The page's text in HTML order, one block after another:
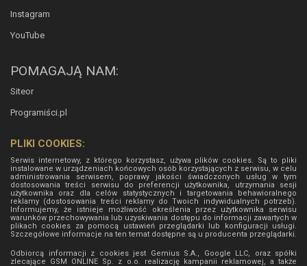
Instagram
YouTube
POMAGAJĄ NAM:
Siteor
Programiści.pl
PLIKI COOKIES:
Serwis internetowy, z którego korzystasz, używa plików cookies. Są to pliki
instalowane w urządzeniach końcowych osób korzystających z serwisu, w celu
administrowania serwisem, poprawy jakości świadczonych usług w tym
dostosowania treści serwisu do preferencji użytkownika, utrzymania sesji
użytkownika oraz dla celów statystycznych i targetowania behawioralnego
reklamy (dostosowania treści reklamy do Twoich indywidualnych potrzeb).
Informujemy, że istnieje możliwość określenia przez użytkownika serwisu
warunków przechowywania lub uzyskiwania dostępu do informacji zawartych w
plikach cookies za pomocą ustawień przeglądarki lub konfiguracji usługi.
Szczegółowe informacje na ten temat dostępne są u producenta przeglądarki.
Odbiorcą informacji z cookies jest Gemius S.A., Google LLC, oraz spółki
zlecające GSM ONLINE Sp. z o.o. realizację kampanii reklamowej, a także